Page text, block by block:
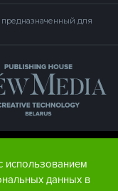
предназначенный для
использованием
данных в